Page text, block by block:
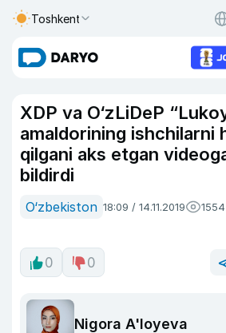
Toshkent
XDP va O‘zLiDeP
amaldorining ishchilarni
qilgani aks etgan
bildirdi
O‘zbekiston 18:09 / 14.11.2019 1554
0 0
Nigora A'loyeva